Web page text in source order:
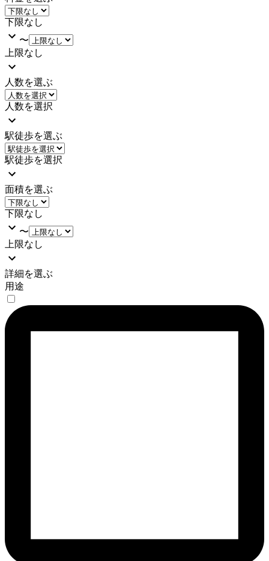
下限なし
〜
上限なし
人数を選ぶ
人数を選択
駅徒歩を選ぶ
駅徒歩を選択
面積を選ぶ
下限なし
〜
上限なし
詳細を選ぶ
用途